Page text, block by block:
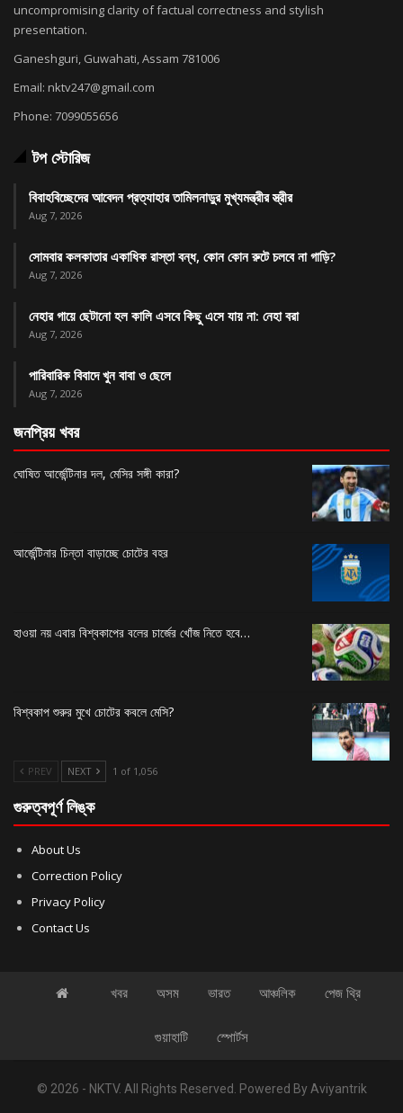
uncompromising clarity of factual correctness and stylish
presentation.
Ganeshguri, Guwahati, Assam 781006
Email: nktv247@gmail.com
Phone: 7099055656
টপ স্টোরিজ
বিবাহবিচ্ছেদের আবেদন প্রত্যাহার তামিলনাড়ুর মুখ্যমন্ত্রীর স্ত্রীর
Aug 7, 2026
সোমবার কলকাতার একাধিক রাস্তা বন্ধ, কোন কোন রুটে চলবে না গাড়ি?
Aug 7, 2026
নেহার গায়ে ছেটানো হল কালি এসবে কিছু এসে যায় না: নেহা বরা
Aug 7, 2026
পারিবারিক বিবাদে খুন বাবা ও ছেলে
Aug 7, 2026
জনপ্রিয় খবর
ঘোষিত আর্জেন্টিনার দল, মেসির সঙ্গী কারা?
আর্জেন্টিনার চিন্তা বাড়াচ্ছে চোটের বহর
হাওয়া নয় এবার বিশ্বকাপের বলের চার্জের খোঁজ নিতে হবে…
বিশ্বকাপ শুরুর মুখে চোটের কবলে মেসি?
PREV NEXT 1 of 1,056
গুরুত্বপূর্ণ লিঙ্ক
About Us
Correction Policy
Privacy Policy
Contact Us
খবর অসম ভারত আঞ্চলিক পেজ থ্রি
গুয়াহাটি স্পোর্টস
© 2026 - NKTV. All Rights Reserved. Powered By Aviyantrik